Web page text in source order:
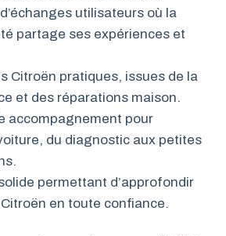
utilisateurs où la
partage ses expériences et
Citroën pratiques, issues de la
et des réparations maison.
accompagnement pour
du diagnostic aux petites
permettant d’approfondir
en toute confiance.